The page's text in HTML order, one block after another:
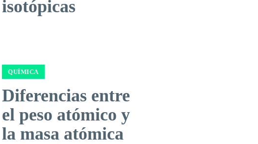
isotópicas
QUÍMICA
Diferencias entre
el peso atómico y
la masa atómica